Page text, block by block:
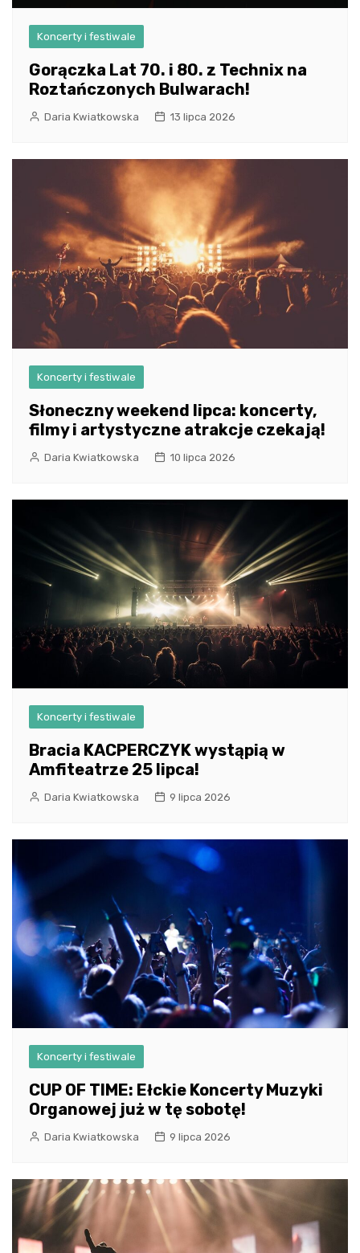
Koncerty i festiwale
Gorączka Lat 70. i 80. z Technix na
Roztańczonych Bulwarach!
Daria Kwiatkowska 13 lipca 2026
Koncerty i festiwale
Słoneczny weekend lipca: koncerty,
filmy i artystyczne atrakcje czekają!
Daria Kwiatkowska 10 lipca 2026
Koncerty i festiwale
Bracia KACPERCZYK wystąpią w
Amfiteatrze 25 lipca!
Daria Kwiatkowska 9 lipca 2026
Koncerty i festiwale
CUP OF TIME: Ełckie Koncerty Muzyki
Organowej już w tę sobotę!
Daria Kwiatkowska 9 lipca 2026